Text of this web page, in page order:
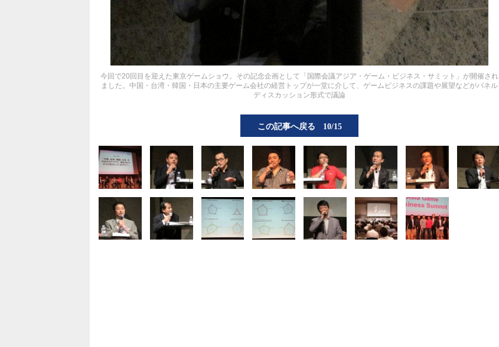
今回で20回目を迎えた東京ゲームショウ。その記念企画として「国際会議アジア・ゲーム・ビジネス・サミット」が開催され
ました。中国・台湾・韓国・日本の主要ゲーム会社の経営トップが一堂に介して、ゲームビジネスの課題や展望などがパネル
ディスカッション形式で議論
この記事へ戻る 10/15